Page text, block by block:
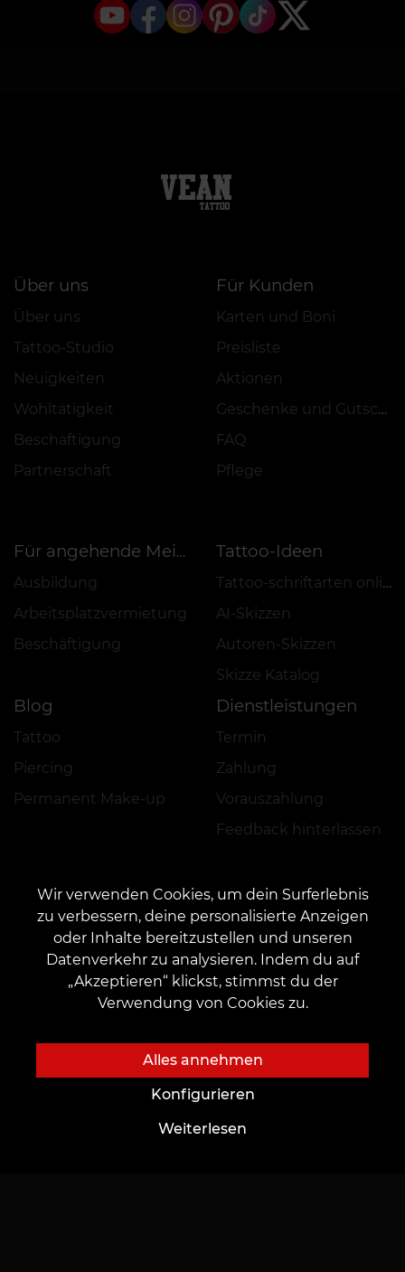
Über uns
Über uns
Tattoo-Studio
Neuigkeiten
Wohltätigkeit
Beschäftigung
Partnerschaft
Für Kunden
Karten und Boni
Preisliste
Aktionen
Geschenke und Gutscheine
FAQ
Pflege
Für angehende Meister
Ausbildung
Arbeitsplatzvermietung
Beschäftigung
Tattoo-Ideen
Tattoo-schriftarten online
AI-Skizzen
Autoren-Skizzen
Skizze Katalog
Blog
Tattoo
Piercing
Permanent Make-up
Dienstleistungen
Termin
Zahlung
Vorauszahlung
Feedback hinterlassen
Tätowierer finden
Portfolio
Top-Tattoos
AGB
KONTAKT
Wir verwenden Cookies, um dein Surferlebnis
zu verbessern, deine personalisierte Anzeigen
oder Inhalte bereitzustellen und unseren
Datenverkehr zu analysieren. Indem du auf
„Akzeptieren“ klickst, stimmst du der
Verwendung von Cookies zu.
Alles annehmen
Konfigurieren
Weiterlesen